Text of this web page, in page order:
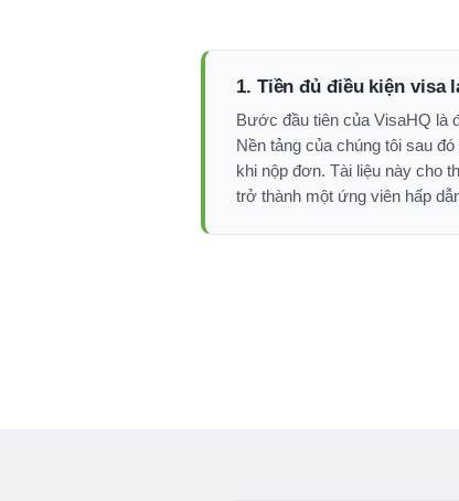
1. Tiền đủ điều kiện visa
Bước đầu tiên của VisaHQ là
Nền tảng của chúng tôi sau
khi nộp đơn. Tài liệu này cho
trở thành một ứng viên hấp